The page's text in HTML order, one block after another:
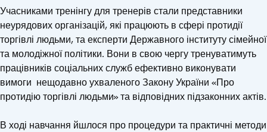
Учасниками тренінгу для тренерів стали представники
неурядових організацій, які працюють в сфері протидії
торгівлі людьми, та експерти Державного інституту сімейної
та молодіжної політики. Вони в свою чергу тренуватимуть
працівників соціальних служб ефективно виконувати
вимоги нещодавно ухваленого Закону України «Про
протидію торгівлі людьми» та відповідних підзаконних актів.
В ході навчання йшлося про процедури та практичні методи